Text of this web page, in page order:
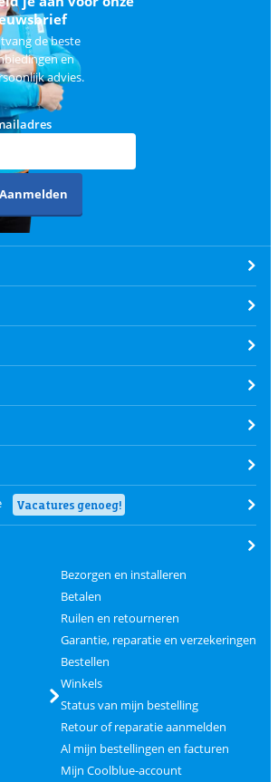
de beste
en
advies.
Aanmelden
Vacatures genoeg!
Bezorgen en installeren
Betalen
Ruilen en retourneren
Garantie, reparatie en verzekeringen
Bestellen
Winkels
Status van mijn bestelling
Retour of reparatie aanmelden
Al mijn bestellingen en facturen
Mijn Coolblue-account